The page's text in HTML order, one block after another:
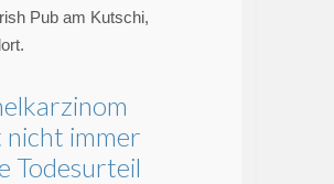
Pub am Kutschi,
nicht immer
Todesurteil